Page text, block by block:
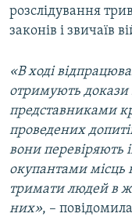
розслідування
законів і звичаїв
«В ході
отримують докази
представниками
проведених
вони перевіряють
окупантами місць
тримати людей в
них», –